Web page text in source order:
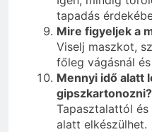
tapadás
Mire figyeljek a
Viselj maszkot,
főleg vágásnál
Mennyi idő alatt
gipszkartonozni?
Tapasztalattól
alatt elkészülhet.